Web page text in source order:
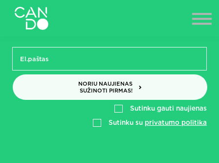
PRISIJUNGTI
NORIU NAUJIENAS
SUŽINOTI PIRMAS!
Sutinku gauti naujienas
Sutinku su privatumo politika